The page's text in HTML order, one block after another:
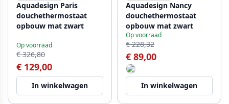
Aquadesign Paris
douchethermostaat
opbouw mat zwart
Op voorraad
€ 326,80
€ 129,00
In winkelwagen
Aquadesign Nancy
douchethermostaat
opbouw mat zwart
Op voorraad
€ 228,32
€ 89,00
In winkelwagen